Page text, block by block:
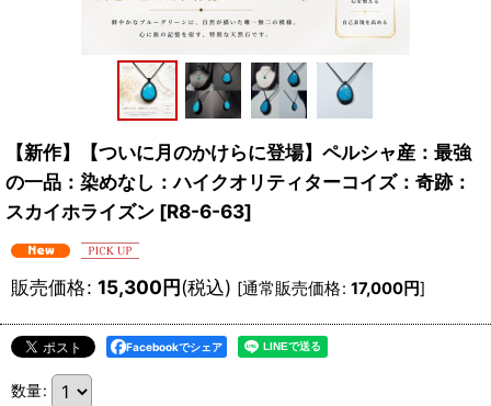
【新作】【ついに月のかけらに登場】ペルシャ産：最強
の一品：染めなし：ハイクオリティターコイズ：奇跡：
スカイホライズン [R8-6-63]
販売価格: 15,300円(税込) [通常販売価格: 17,000円]
Facebookでシェア
数量: